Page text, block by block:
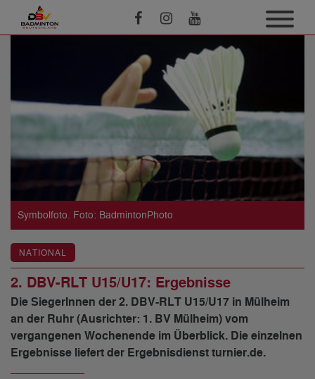
Symbolfoto. Foto: BadmintonPhoto
NATIONAL
2. DBV-RLT U15/U17: Ergebnisse
Die SiegerInnen der 2. DBV-RLT U15/U17 in Mülheim
an der Ruhr (Ausrichter: 1. BV Mülheim) vom
vergangenen Wochenende im Überblick. Die einzelnen
Ergebnisse liefert der Ergebnisdienst turnier.de.